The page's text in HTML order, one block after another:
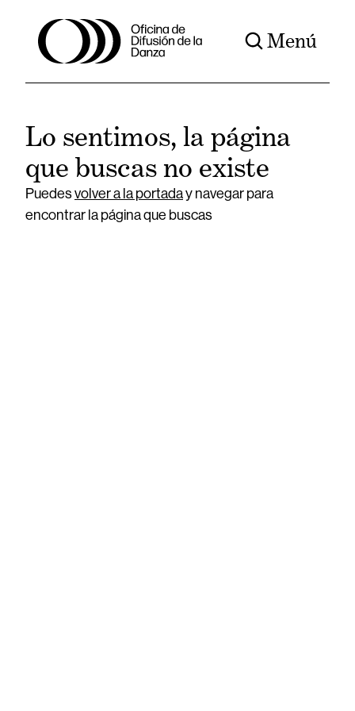
Menú
Lo sentimos, la página
que buscas no existe
Puedesvolver a la portaday navegar para
encontrar la página que buscas